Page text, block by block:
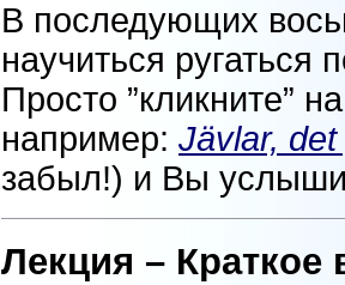
В последующих
научиться ругаться
Просто ”кликните”
например: Jävlar,
забыл!) и Вы
Лекция – Краткое